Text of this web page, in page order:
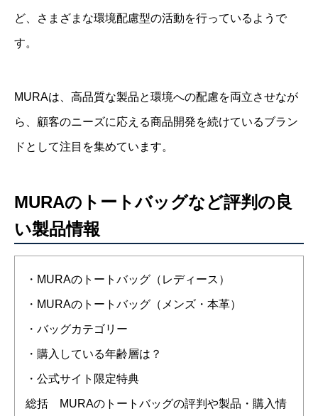
ど、さまざまな環境配慮型の活動を行っているようで
す。
MURAは、高品質な製品と環境への配慮を両立させなが
ら、顧客のニーズに応える商品開発を続けているブラン
ドとして注目を集めています。
MURAのトートバッグなど評判の良
い製品情報
・MURAのトートバッグ（レディース）
・MURAのトートバッグ（メンズ・本革）
・バッグカテゴリー
・購入している年齢層は？
・公式サイト限定特典
総括 MURAのトートバッグの評判や製品・購入情